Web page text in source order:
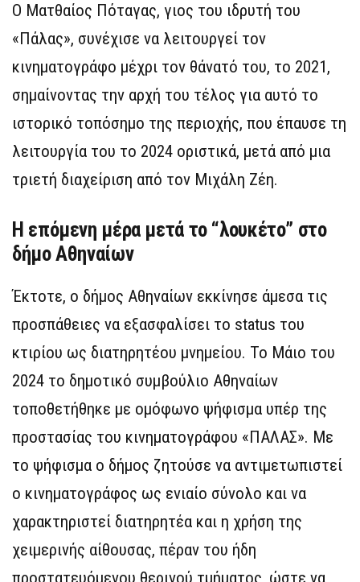
Ο Ματθαίος Πόταγας, γιος του ιδρυτή του
«Πάλας», συνέχισε να λειτουργεί τον
κινηματογράφο μέχρι τον θάνατό του, το 2021,
σημαίνοντας την αρχή του τέλος για αυτό το
ιστορικό τοπόσημο της περιοχής, που έπαυσε τη
λειτουργία του το 2024 οριστικά, μετά από μια
τριετή διαχείριση από τον Μιχάλη Ζέη.
Η επόμενη μέρα μετά το “λουκέτο” στο
δήμο Αθηναίων
Έκτοτε, ο δήμος Αθηναίων εκκίνησε άμεσα τις
προσπάθειες να εξασφαλίσει το status του
κτιρίου ως διατηρητέου μνημείου. Το Μάιο του
2024 το δημοτικό συμβούλιο Αθηναίων
τοποθετήθηκε με ομόφωνο ψήφισμα υπέρ της
προστασίας του κινηματογράφου «ΠΑΛΑΣ». Με
το ψήφισμα ο δήμος ζητούσε να αντιμετωπιστεί
ο κινηματογράφος ως ενιαίο σύνολο και να
χαρακτηριστεί διατηρητέα και η χρήση της
χειμερινής αίθουσας, πέραν του ήδη